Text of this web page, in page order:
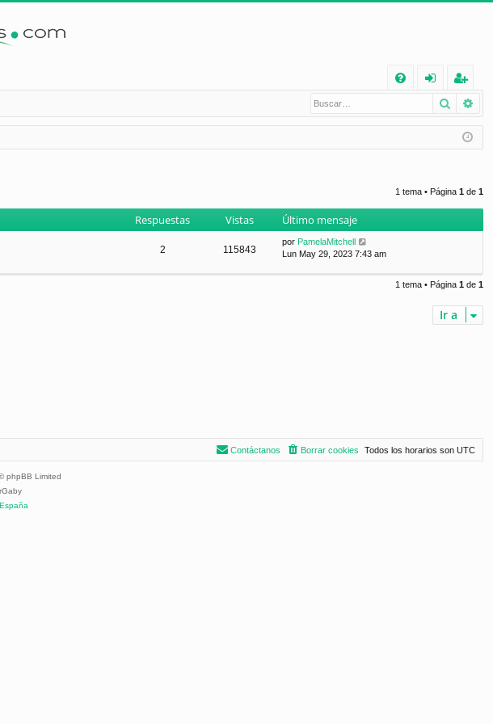
Q
nt
ifi
e
eg
ist
ra
Buscar
1 tema • Página 1 de 1
Respuestas Vistas Último mensaje
2 115843
por PamelaMitchell
Lun May 29, 2023 7:43 am
1 tema • Página 1 de 1
Ir a
Todos los horarios son UTC
Borrar cookies
Contáctanos
phpBB Limited